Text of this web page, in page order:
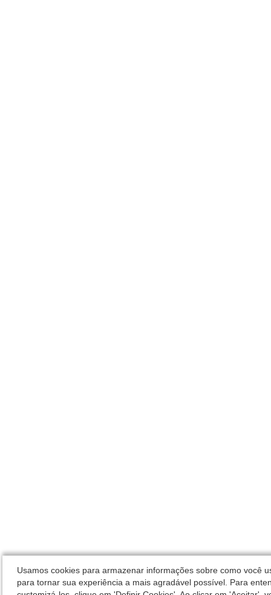
Usamos cookies para armazenar informações sobre como você
para tornar sua experiência a mais agradável possível. Para